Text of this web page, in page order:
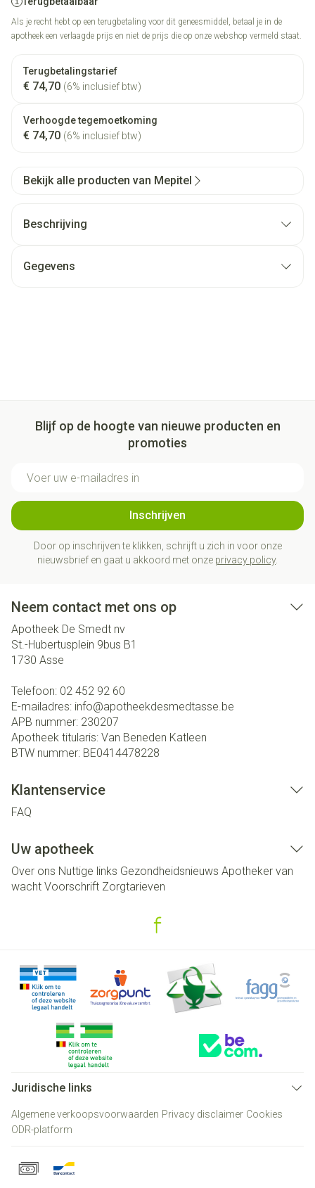
Als je recht hebt op een terugbetaling voor dit geneesmiddel, betaal je in de
apotheek een verlaagde prijs en niet de prijs die op onze webshop vermeld staat.
Terugbetalingstarief
€ 74,70 (6% inclusief btw)
Verhoogde tegemoetkoming
€ 74,70 (6% inclusief btw)
Bekijk alle producten van Mepitel
Beschrijving
Gegevens
Blijf op de hoogte van nieuwe producten en
promoties
Inschrijven
Door op inschrijven te klikken, schrijft u zich in voor onze
nieuwsbrief en gaat u akkoord met onze privacy policy.
Neem contact met ons op
Apotheek De Smedt nv
St.-Hubertusplein 9bus B1
1730 Asse
Telefoon: 02 452 92 60
E-mailadres: info@apotheekdesmedtasse.be
APB nummer: 230207
Apotheek titularis: Van Beneden Katleen
BTW nummer: BE0414478228
Klantenservice
FAQ
Uw apotheek
Over ons Nuttige links Gezondheidsnieuws Apotheker van
wacht Voorschrift Zorgtarieven
Juridische links
Algemene verkoopsvoorwaarden Privacy disclaimer Cookies
ODR-platform